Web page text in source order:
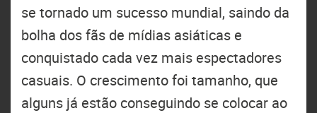
se tornado um sucesso mundial, saindo da
bolha dos fãs de mídias asiáticas e
conquistado cada vez mais espectadores
casuais. O crescimento foi tamanho, que
alguns já estão conseguindo se colocar ao